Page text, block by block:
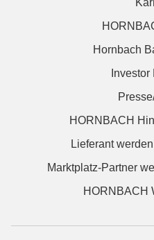
Hornbach
HORNBACH
Lieferant
Marktplatz-Partner
HORNBACH